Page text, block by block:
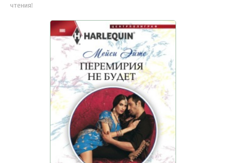
чтения!